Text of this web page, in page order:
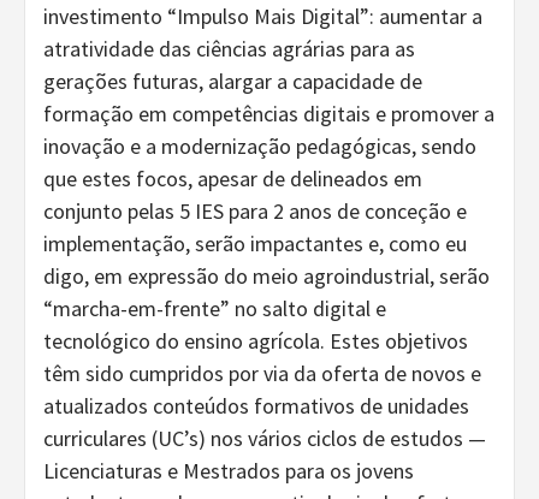
investimento “Impulso Mais Digital”: aumentar a
atratividade das ciências agrárias para as
gerações futuras, alargar a capacidade de
formação em competências digitais e promover a
inovação e a modernização pedagógicas, sendo
que estes focos, apesar de delineados em
conjunto pelas 5 IES para 2 anos de conceção e
implementação, serão impactantes e, como eu
digo, em expressão do meio agroindustrial, serão
“marcha-em-frente” no salto digital e
tecnológico do ensino agrícola. Estes objetivos
têm sido cumpridos por via da oferta de novos e
atualizados conteúdos formativos de unidades
curriculares (UC’s) nos vários ciclos de estudos —
Licenciaturas e Mestrados para os jovens